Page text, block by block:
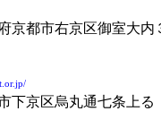
京都市右京区御室大内
下京区烏丸通七条上る